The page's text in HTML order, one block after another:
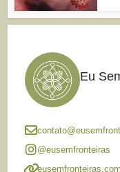
Eu
@eusemfronteiras